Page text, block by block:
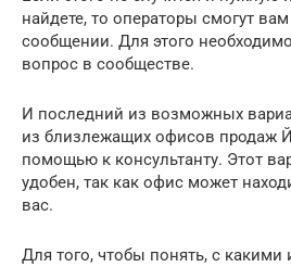
найдете, то операторы смогут
сообщении. Для этого
вопрос в сообществе.
И последний из возможных
из близлежащих офисов продаж
помощью к консультанту. Этот
удобен, так как офис может
вас.
Для того, чтобы понять, с